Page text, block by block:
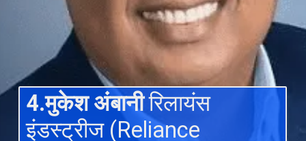
4.मुकेश अंबानीरिलायंस
इंडस्ट्रीज (Reliance